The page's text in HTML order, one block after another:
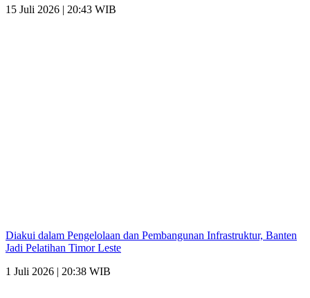
15 Juli 2026 | 20:43 WIB
Diakui dalam Pengelolaan dan Pembangunan Infrastruktur, Banten
Jadi Pelatihan Timor Leste
1 Juli 2026 | 20:38 WIB